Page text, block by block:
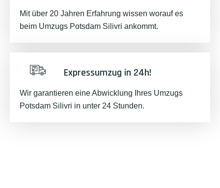
Mit über 20 Jahren Erfahrung wissen worauf es
beim Umzugs Potsdam Silivri ankommt.
Expressumzug in 24h!
Wir garantieren eine Abwicklung Ihres Umzugs
Potsdam Silivri in unter 24 Stunden.